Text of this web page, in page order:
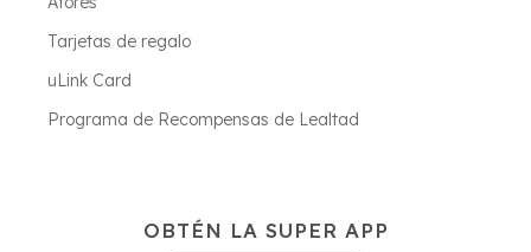
Tarjetas de regalo
uLink Card
Programa de Recompensas de Lealtad
OBTÉN LA SUPER APP